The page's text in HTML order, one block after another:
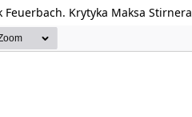
Feuerbach. Krytyka Maksa Stirnera